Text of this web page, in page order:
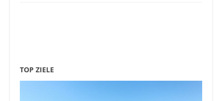
TOP ZIELE